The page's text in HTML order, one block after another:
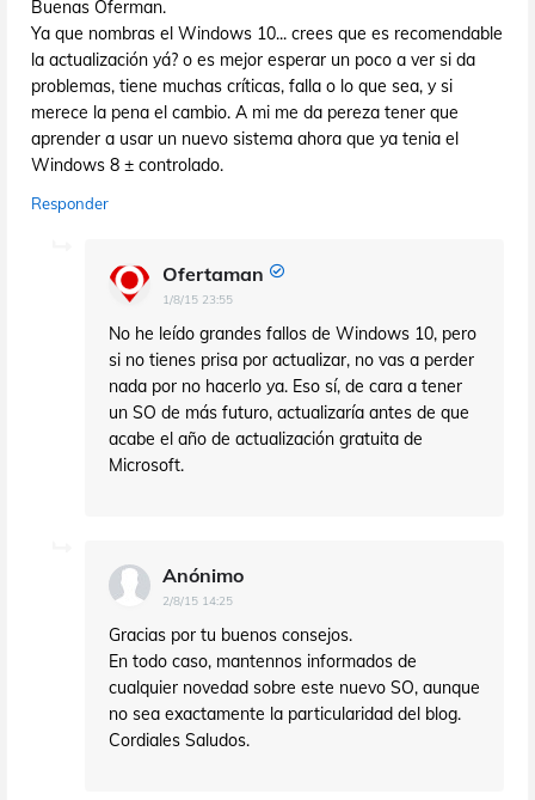
Buenas Oferman.
Ya que nombras el Windows 10... crees que es recomendable
la actualización yá? o es mejor esperar un poco a ver si da
problemas, tiene muchas críticas, falla o lo que sea, y si
merece la pena el cambio. A mi me da pereza tener que
aprender a usar un nuevo sistema ahora que ya tenia el
Windows 8 ± controlado.
Responder
Ofertaman
1/8/15 23:55
No he leído grandes fallos de Windows 10, pero
si no tienes prisa por actualizar, no vas a perder
nada por no hacerlo ya. Eso sí, de cara a tener
un SO de más futuro, actualizaría antes de que
acabe el año de actualización gratuita de
Microsoft.
Anónimo
2/8/15 14:25
Gracias por tu buenos consejos.
En todo caso, mantennos informados de
cualquier novedad sobre este nuevo SO, aunque
no sea exactamente la particularidad del blog.
Cordiales Saludos.